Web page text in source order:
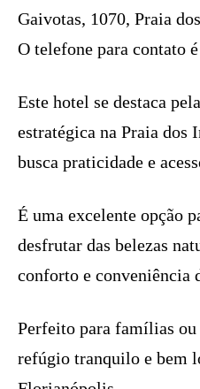
Gaivotas, 1070, Praia
O telefone para contato
Este hotel se destaca
estratégica na Praia dos
busca praticidade e
É uma excelente opção
desfrutar das belezas
conforto e conveniência
Perfeito para famílias ou
refúgio tranquilo e bem